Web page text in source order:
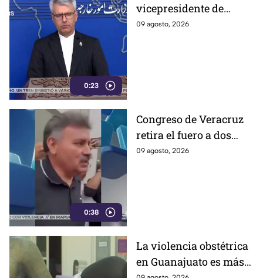
0:23
vicepresidente de
Estados Unidos,
09 agosto, 2026
0:38
Congreso de Veracruz
retira el fuero a dos
alcaldes; revelan
09 agosto, 2026
La violencia obstétrica
en Guanajuato es más